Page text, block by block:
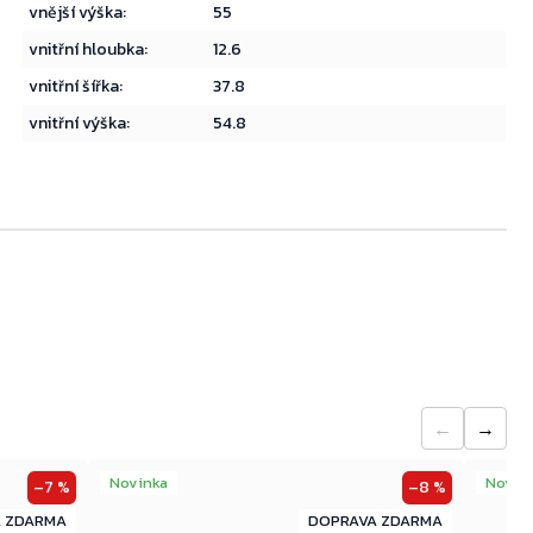
vnější výška:
55
vnitřní hloubka:
12.6
vnitřní šířka:
37.8
vnitřní výška: 54.8
← →
ZDARMA
–7 % Novinka
ZDARMA
–8 %
Přejít do košíku